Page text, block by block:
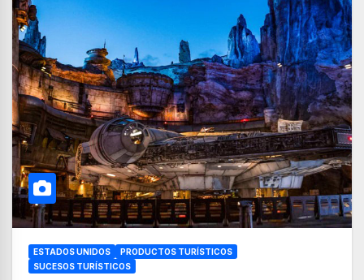
ESTADOS UNIDOS
PRODUCTOS TURÍSTICOS
SUCESOS TURÍSTICOS